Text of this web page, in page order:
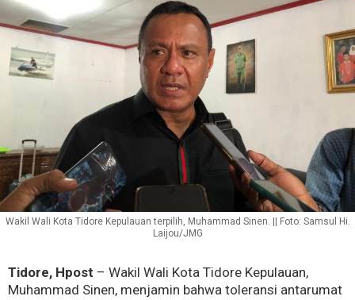
Wakil Wali Kota Tidore Kepulauan terpilih, Muhammad Sinen. || Foto: Samsul Hi.
Laijou/JMG
Tidore, Hpost – Wakil Wali Kota Tidore Kepulauan,
Muhammad Sinen, menjamin bahwa toleransi antarumat